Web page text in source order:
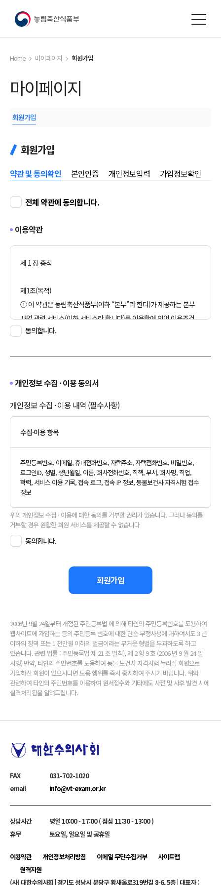
바로가기
Home 마이페이지 회원가입
마이페이지
회원가입
회원가입
약관 및 동의확인 본인인증 개인정보입력 가입정보확인
전체 약관에 동의합니다.
이용약관
제 1 장 총칙
제1조(목적)
① 이 약관은 농림축산식품부(이하 “본부”라 한다)가 제공하는 본부
사업 관련 서비스(이하 서비스라 합니다)를 이용함에 있어 이용조건
및 절차와 기타 필요한 사항을 규정하는 것을 목적으로 합니다.
제2조(약관의 효력과 변경)
서비스화면에서 동의 의사표시를 함으로써 효력을 발생합니다.
② 본부는 사정상 혹은 영업상 중요한 사유가 발생될 경우에는 약관의
규제 등에 관한 법률, 전자거래기본법, 전자서명법,
정보통신망이용촉진 등에 관한 법률, 방문판매 등에 관한 법률,
③ 본부가 약관을 개정할 경우에는 적용일자 및 개정 사유를 명시하여
현행 약관과 함께 서비스 초기화면에 공지하며, 제1항과 같은
방법으로 효력을 발생시킵니다. 단, 구 약관에 동의한 이용자가 약관
개정 적용일 이후에도 계속 본부의 서비스를 이용하면 개정 약관에
대해 동의한 것으로 간주합니다.
④ 회원은 개정된 약관에 동의하지 않을 경우 서비스 이용을 중단하고
이 약관에 명시되지 않은 사항은 관계 법령에 규정되어 있을 경우 그
전자거래소비자보호지침 및 관계법령 또는 일반적인 관례에
따릅니다.
제4조(용어의 정의)
본 약관에서 사용하는 용어의 정의는 다음과 같습니다.
① 서비스 : 본부 홈페이지 및 본부와 연계된 홈페이지를 말합니다.
이용자는 비회원, 회원으로 구성됩니다.
이용하는 자를 말합니다.
2. 회원 : 가입신청을 할 경우 자동적으로 등록되며, 본부에
개인정보를 제공하여 회원등록을 한 자로서, 본부의 정보를
지속적으로 제공받으며, 본부에서 제공하는 서비스를 계속적으로
③ ID : 회원의 식별과 서비스 이용을 위하여 회원이 정하고 본부가
승인하는 문자 또는 숫자의 조합을 말합니다.
숫자 또는 양자의 조합을 말합니다.
⑤ 해지 : 회원이 "서비스" 이용계약 체결 후 이용계약의 효력을
동의합니다.
개인정보 수집 · 이용 동의서
개인정보 수집 · 이용 내역 (필수사항)
수집·이용 항목
주민등록번호, 이메일, 휴대전화번호, 자택주소, 자택전화번호, 비밀번호,
로그인ID, 성별, 생년월일, 이름, 회사전화번호, 직책, 부서, 회사명, 직업,
학력, 서비스 이용 기록, 접속 로그, 접속 IP 정보, 동물보건사 자격시험 접수
정보
위의 개인정보 수집 · 이용에 대한 동의를 거부할 권리가 있습니다. 그러나 동의를
거부할 경우 원활한 회원 서비스를 제공할 수 없습니다
동의합니다.
회원가입
2006년 9월 24일부터 개정된 주민등록법 에 의해 타인의 주민등록번호를 도용하여
웹사이트에 가입하는 등의 주민등록 번호에 대한 단순 부정사용에 대하여서도 3 년
이하의 징역 또는 1 천만원 이하의 벌금이라는 무거운 형벌을 부과하도록 하고
있습니다. 관련 법률 : 주민등록법 제 21 조 벌칙), 제 2 항 9 호 (2006 년 9 월 24 일
시행) 만약, 타인의 주민번호를 도용하여 동물 보건사 자격시험 누리집 회원으로
가입하신 회원이 있으시다면 도용 행위를 즉시 중지하여 주시기 바랍니다. 위와
관련하여 타인의 주민번호를 이용하여 원서접수와 기타에도 사전 및 사후 발견 시에
실격처리됨을 알려드립니다.
FAX
031-702-1020
email
info@vt-exam.or.kr
상담시간
평일 10:00 - 17:00 ( 점심 11:30 - 13:00 )
휴무
토요일, 일요일 및 공휴일
이용약관 개인정보처리방침 이메일 무단수집거부
사이트맵
원격지원
(사) 대한수의사회| 경기도 성남시 분당구 황새울로319번길 8-6, 5층 | 대표자 :